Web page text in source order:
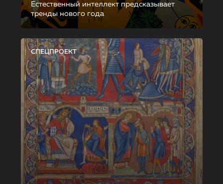
Естественный интеллект предсказывает
тренды нового года
СПЕЦПРОЕКТ